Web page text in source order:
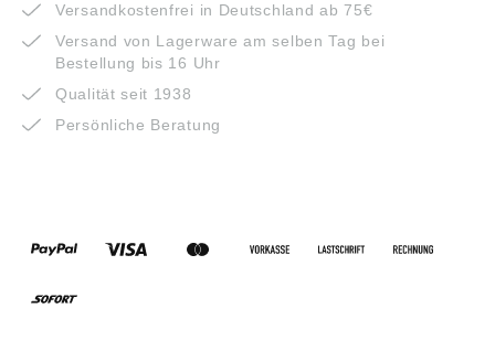
Versandkostenfrei in Deutschland ab 75€
Versand von Lagerware am selben Tag bei
Bestellung bis 16 Uhr
Qualität seit 1938
Persönliche Beratung